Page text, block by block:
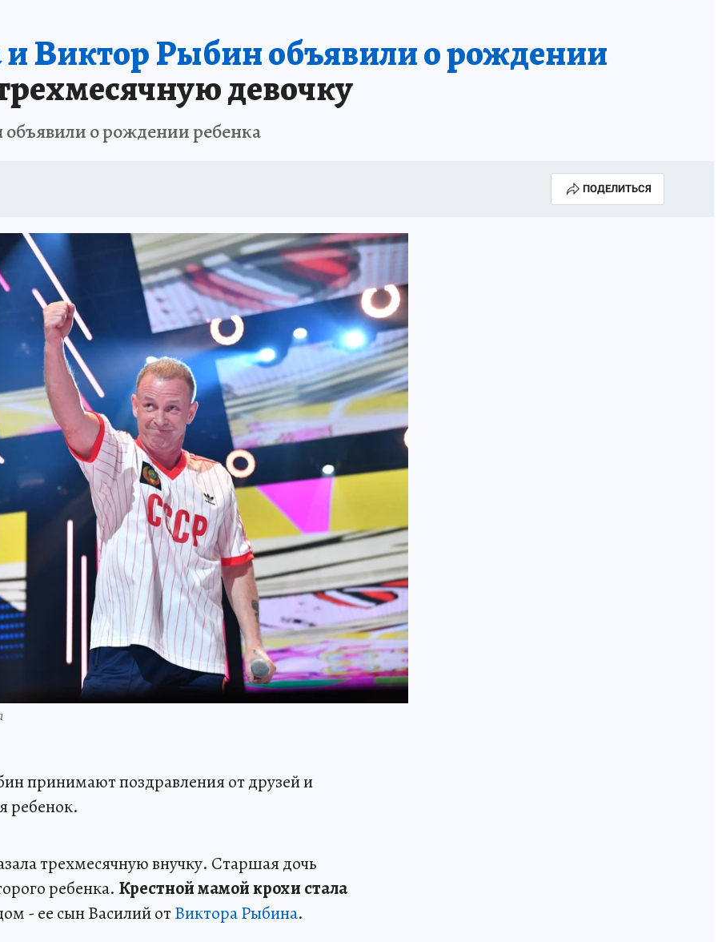
и Виктор Рыбин объявили о рождении
девочку
о рождении ребенка
ПОДЕЛИТЬСЯ
принимают поздравления от друзей и
ребенок.
трехмесячную внучку. Старшая дочь
ребенка. Крестной мамой крохи стала
- ее сын Василий отВиктора Рыбина.